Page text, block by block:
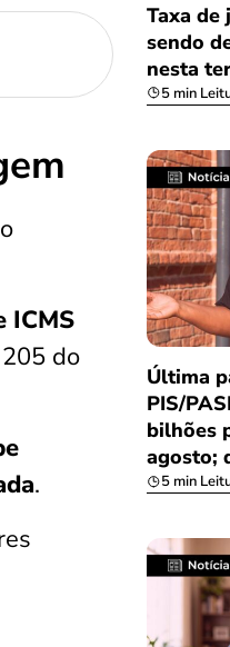
ICMS
do
.
Taxa de
sendo
nesta
5 min
Última
PIS/
bilhões
agosto;
5 min